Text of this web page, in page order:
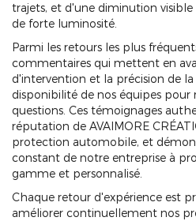
trajets, et d'une diminution visible
de forte luminosité.
Parmi les retours les plus
commentaires qui mettent en
d'intervention et la précision de la
disponibilité de nos équipes pour
questions. Ces témoignages
réputation de AVAIMORE
protection automobile, et
constant de notre entreprise à
gamme et personnalisé.
Chaque retour d'expérience est
améliorer continuellement nos